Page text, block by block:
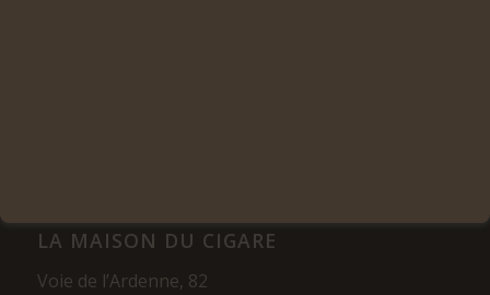
LA MAISON DU CIGARE
Voie de l’Ardenne, 82